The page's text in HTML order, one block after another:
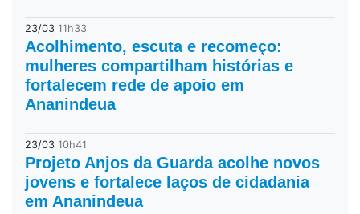
23/03 11h33
Acolhimento, escuta e recomeço:
mulheres compartilham histórias e
fortalecem rede de apoio em
Ananindeua
23/03 10h41
Projeto Anjos da Guarda acolhe novos
jovens e fortalece laços de cidadania
em Ananindeua